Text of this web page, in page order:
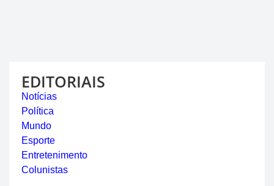
EDITORIAIS
Notícias
Política
Mundo
Esporte
Entretenimento
Colunistas